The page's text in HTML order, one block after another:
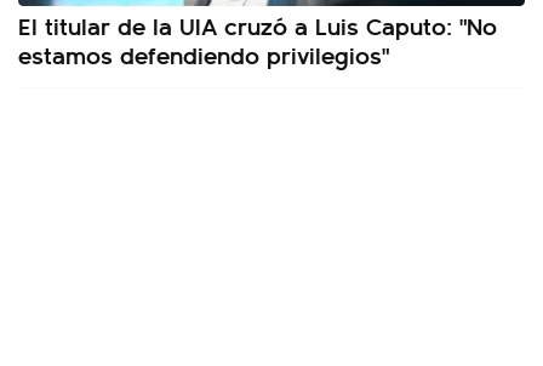
El titular de la UIA cruzó a Luis Caputo: "No
estamos defendiendo privilegios"